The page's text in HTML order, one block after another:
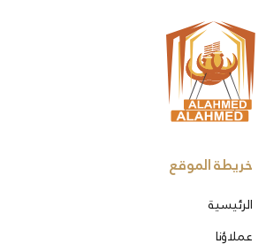
خريطة الموقع
الرئيسية
عملاؤنا